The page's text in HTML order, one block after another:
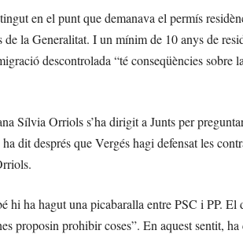
en el punt que demanava el permís
la Generalitat. I un mínim de 10 anys de
descontrolada “té conseqüències sobre
Sílvia Orriols s’ha dirigit a Junts per
dit després que Vergés hagi defensat les
hi ha hagut una picabaralla entre PSC i PP.
proposin prohibir coses”. En aquest sentit,